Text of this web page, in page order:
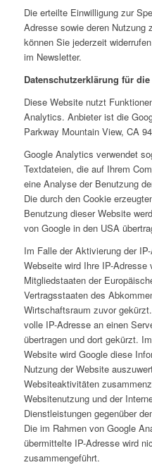
Die erteilte Einwilligung zur
Adresse sowie deren Nutzung
können Sie jederzeit
im Newsletter.
Datenschutzerklärung für
Diese Website nutzt
Analytics. Anbieter ist die
Parkway Mountain View, CA
Google Analytics verwendet
Textdateien, die auf Ihrem
eine Analyse der Benutzung
Die durch den Cookie
Benutzung dieser Website
von Google in den USA
Im Falle der Aktivierung der
Webseite wird Ihre IP-Adresse
Mitgliedstaaten der
Vertragsstaaten des
Wirtschaftsraum zuvor
volle IP-Adresse an einen
übertragen und dort gekürzt.
Website wird Google diese
Nutzung der Website
Websiteaktivitäten
Websitenutzung und der
Dienstleistungen gegenüber
Die im Rahmen von Google
übermittelte IP-Adresse wird
zusammengeführt.